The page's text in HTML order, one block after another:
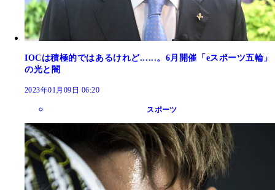
IOCは積極的ではあるけれど......。6月開催「eスポーツ五輪」
の光と闇
2023年01月09日 06:20
スポーツ